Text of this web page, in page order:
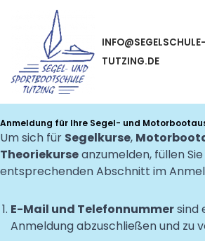
INHALT
SPRINGEN
INFO@SEGELSCHULE-
TUTZING.DE
Anmeldung für Ihre Segel- und
Um sich für Segelkurse,
Theoriekurseanzumelden, füllen
entsprechenden Abschnitt im
E-Mail und Telefonnummersind
Anmeldung abzuschließen und zu